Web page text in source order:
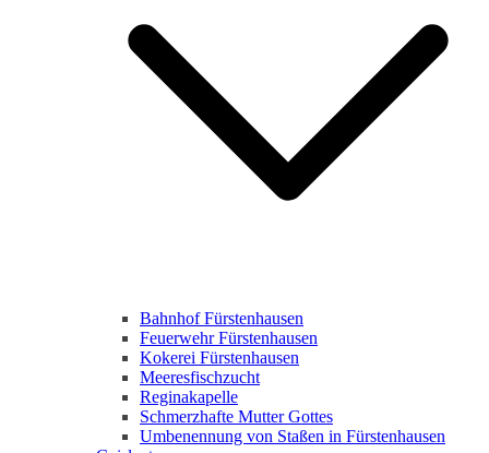
Bahnhof Fürstenhausen
Feuerwehr Fürstenhausen
Kokerei Fürstenhausen
Meeresfischzucht
Reginakapelle
Schmerzhafte Mutter Gottes
Umbenennung von Staßen in Fürstenhausen